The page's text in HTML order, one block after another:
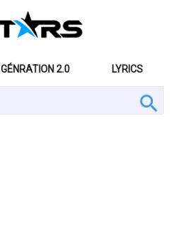
GÉNRATION 2.0 LYRICS